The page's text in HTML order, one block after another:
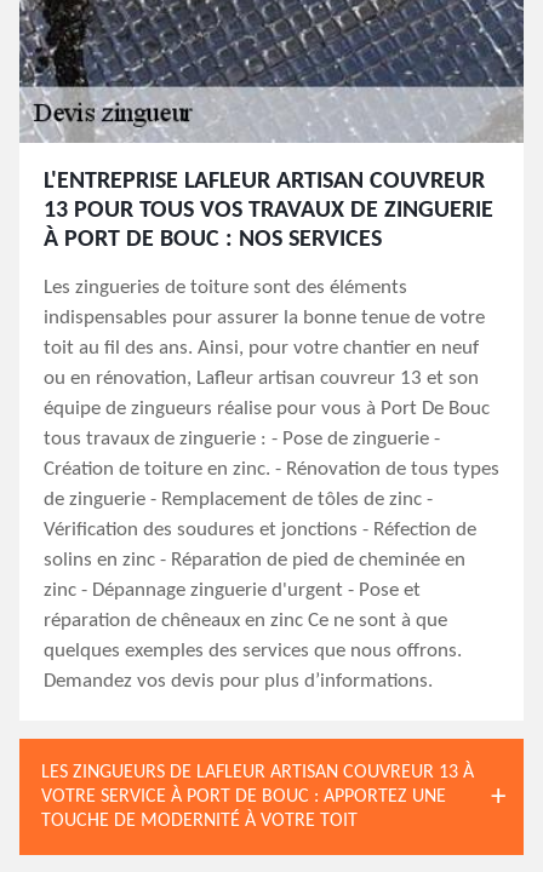
L'ENTREPRISE LAFLEUR ARTISAN COUVREUR
13 POUR TOUS VOS TRAVAUX DE ZINGUERIE
À PORT DE BOUC : NOS SERVICES
Les zingueries de toiture sont des éléments
indispensables pour assurer la bonne tenue de votre
toit au fil des ans. Ainsi, pour votre chantier en neuf
ou en rénovation, Lafleur artisan couvreur 13 et son
équipe de zingueurs réalise pour vous à Port De Bouc
tous travaux de zinguerie : - Pose de zinguerie -
Création de toiture en zinc. - Rénovation de tous types
de zinguerie - Remplacement de tôles de zinc -
Vérification des soudures et jonctions - Réfection de
solins en zinc - Réparation de pied de cheminée en
zinc - Dépannage zinguerie d'urgent - Pose et
réparation de chêneaux en zinc Ce ne sont à que
quelques exemples des services que nous offrons.
Demandez vos devis pour plus d’informations.
LES ZINGUEURS DE LAFLEUR ARTISAN COUVREUR 13 À
VOTRE SERVICE À PORT DE BOUC : APPORTEZ UNE
TOUCHE DE MODERNITÉ À VOTRE TOIT